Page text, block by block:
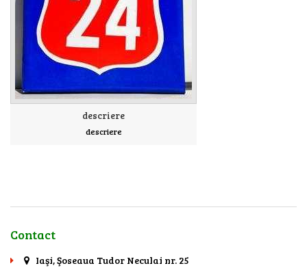
descriere
descriere
Contact
Iaşi, Şoseaua Tudor Neculai nr. 25